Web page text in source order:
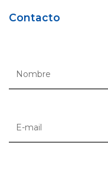
Contacto